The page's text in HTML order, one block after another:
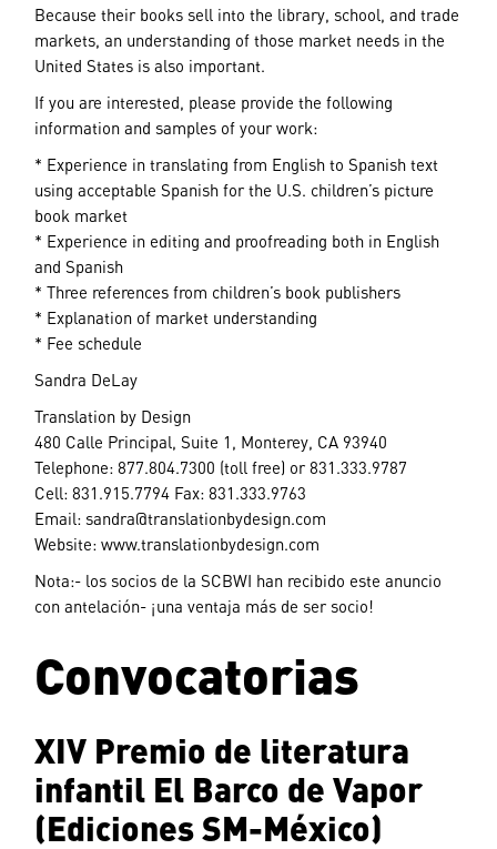
Because their books sell into the library, school, and trade
markets, an understanding of those market needs in the
United States is also important.
If you are interested, please provide the following
information and samples of your work:
* Experience in translating from English to Spanish text
using acceptable Spanish for the U.S. children’s picture
book market
* Experience in editing and proofreading both in English
and Spanish
* Three references from children’s book publishers
* Explanation of market understanding
* Fee schedule
Sandra DeLay
Translation by Design
480 Calle Principal, Suite 1, Monterey, CA 93940
Telephone: 877.804.7300 (toll free) or 831.333.9787
Cell: 831.915.7794 Fax: 831.333.9763
Email:sandra@translationbydesign.com
Website: www.translationbydesign.com
Nota:- los socios de la SCBWI han recibido este anuncio
con antelación- ¡una ventaja más de ser socio!
Convocatorias
XIV Premio de literatura
infantil El Barco de Vapor
(Ediciones SM-México)